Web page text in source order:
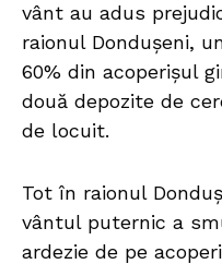
vânt au adus
raionul Dondușeni,
60% din acoperișul
două depozite de
de locuit.
Tot în raionul
vântul puternic a
ardezie de pe